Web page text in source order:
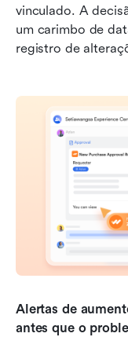
vinculado. A
um carimbo de
registro de
Alertas de
antes que o